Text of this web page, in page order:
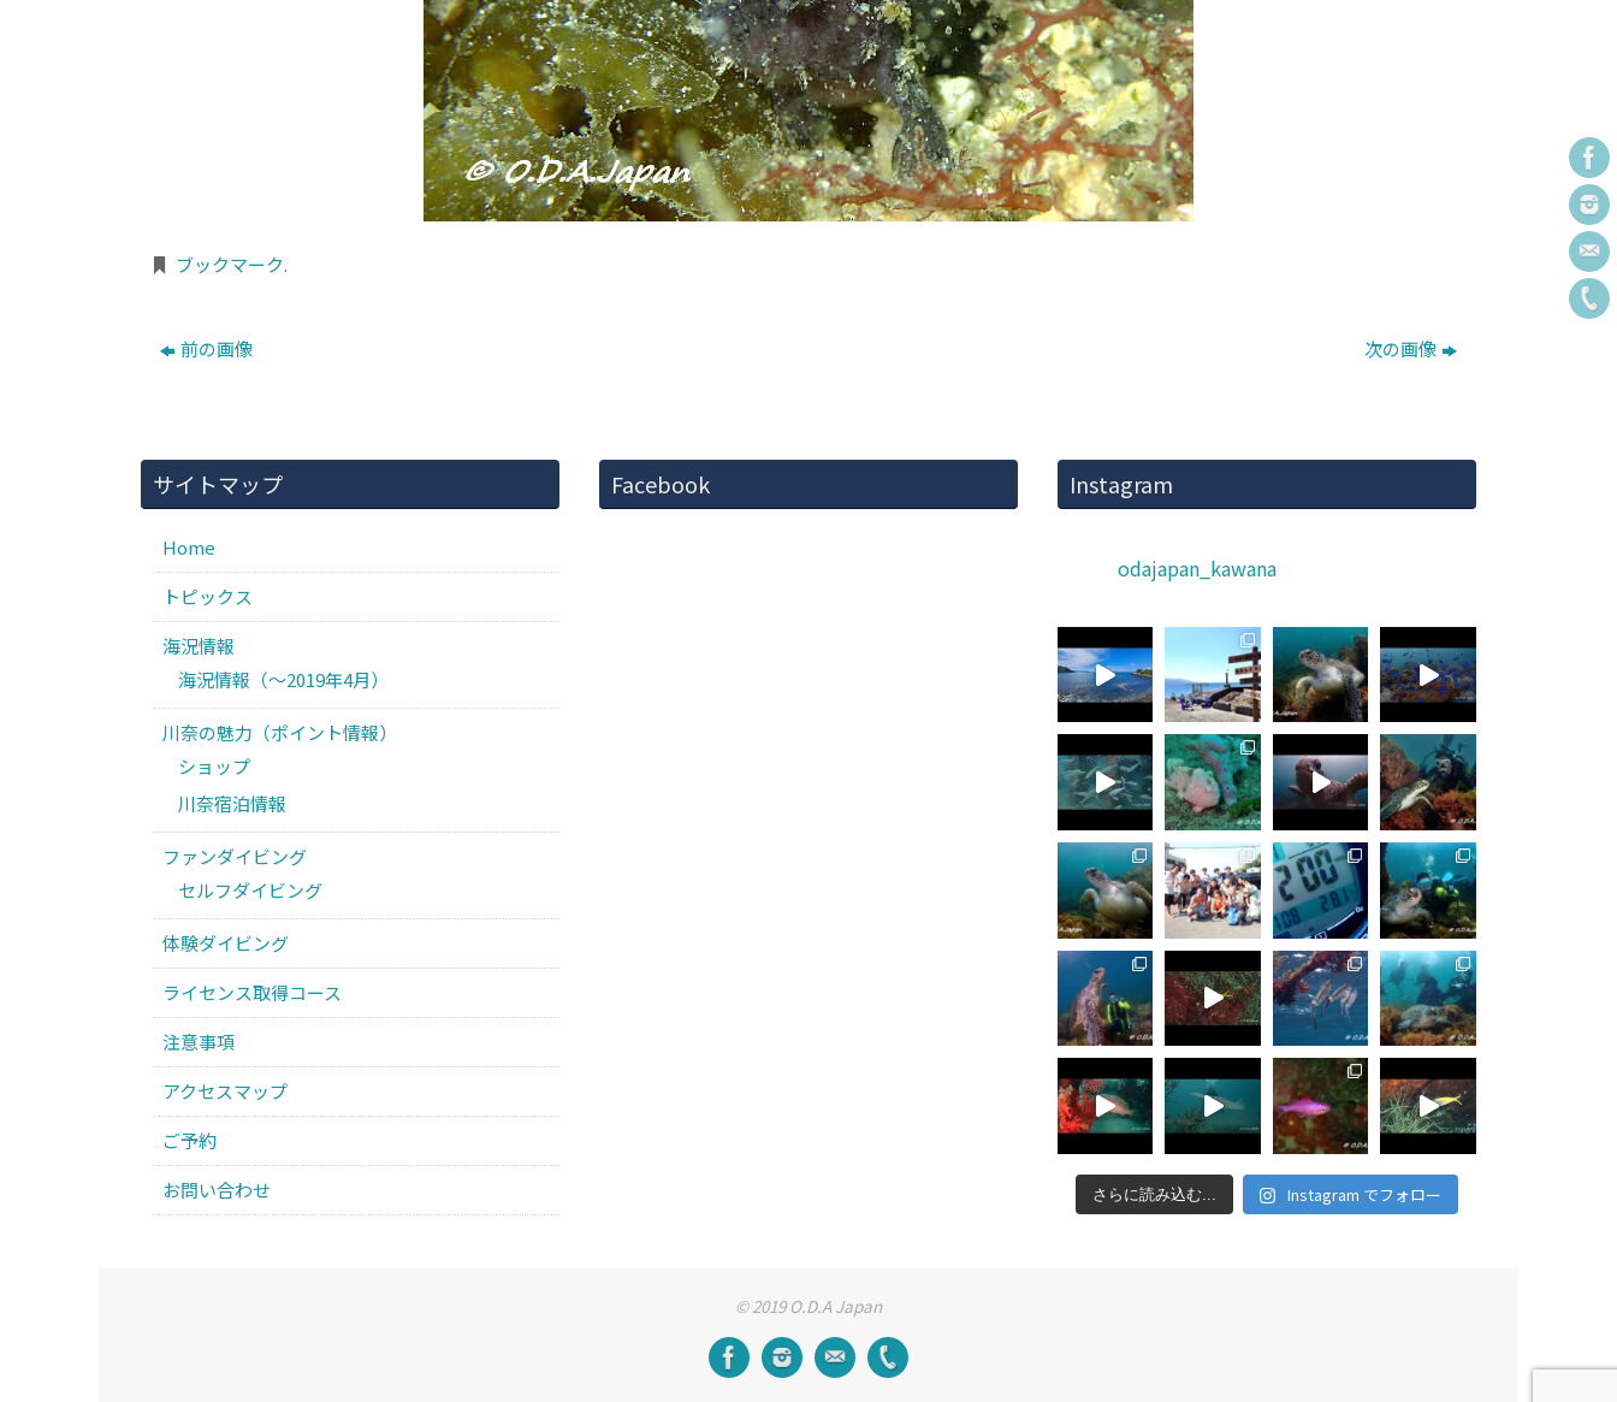
ブックマーク.
前の画像 次の画像
サイトマップ
Home
トピックス
海況情報
海況情報（〜2019年4月）
川奈の魅力（ポイント情報）
ショップ
川奈宿泊情報
ファンダイビング
セルフダイビング
体験ダイビング
ライセンス取得コース
注意事項
アクセスマップ
ご予約
お問い合わせ
Facebook Instagram
odajapan_kawana
さらに読み込む... Instagram でフォロー
© 2019 O.D.A Japan